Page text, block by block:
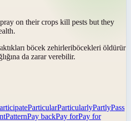
on their crops kill pests but they
böcek zehirleriböcekleri öldürür
da zarar verebilir.
ParticularParticularlyPartlyPass
PatternPay backPay forPay for